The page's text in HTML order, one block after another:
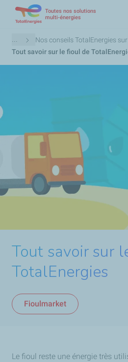
Toutes nos solutions
multi-énergies
Fil
d'Ariane
...
Nos conseils TotalEnergies
Tout savoir sur le fioul de
Tout savoir sur
TotalEnergies
Fioulmarket
Le fioul reste une énergie très